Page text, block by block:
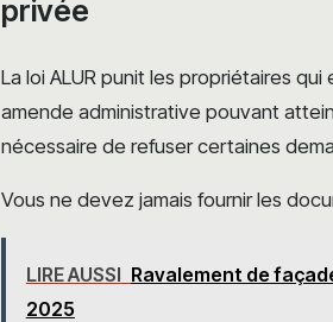
privée
La loi ALUR punit les propriétaires
amende administrative pouvant
nécessaire de refuser certaines
Vous ne devez jamais fournir les
LIRE AUSSI Ravalement de
2025